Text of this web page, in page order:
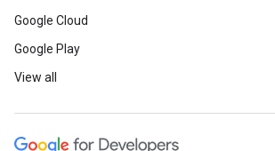
Google Cloud
Google Play
View all